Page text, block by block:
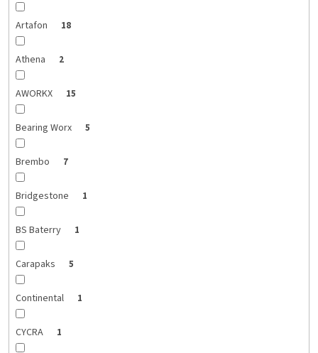
Artafon 18
Athena 2
AWORKX 15
Bearing Worx 5
Brembo 7
Bridgestone 1
BS Baterry 1
Carapaks 5
Continental 1
CYCRA 1